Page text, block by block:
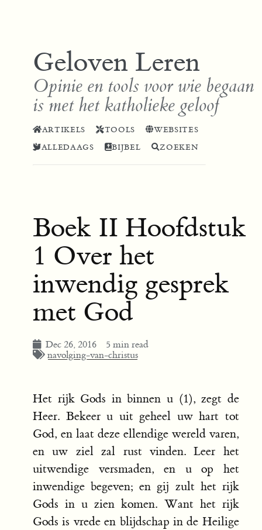
Geloven Leren
Opinie en tools voor wie begaan
is met het katholieke geloof
ARTIKELS TOOLS
WEBSITES
ALLEDAAGS
BIJBEL ZOEKEN
Boek II Hoofdstuk
1 Over het
inwendig gesprek
met God
Dec 26, 2016
5 min read
navolging-van-christus
Het rijk Gods in binnen u (1), zegt de
Heer. Bekeer u uit geheel uw hart tot
God, en laat deze ellendige wereld varen,
en uw ziel zal rust vinden. Leer het
uitwendige versmaden, en u op het
inwendige begeven; en gij zult het rijk
Gods in u zien komen. Want het rijk
Gods is vrede en blijdschap in de Heilige